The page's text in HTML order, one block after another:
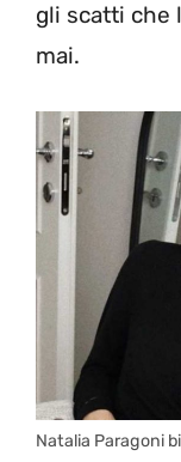
gli scatti che
mai.
Natalia Paragoni